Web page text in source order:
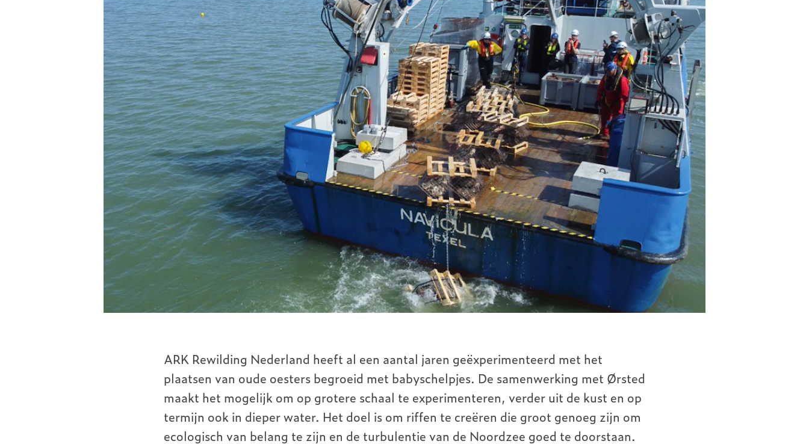
ARK Rewilding Nederland heeft al een aantal jaren geëxperimenteerd met het
plaatsen van oude oesters begroeid met babyschelpjes. De samenwerking met Ørsted
maakt het mogelijk om op grotere schaal te experimenteren, verder uit de kust en op
termijn ook in dieper water. Het doel is om riffen te creëren die groot genoeg zijn om
ecologisch van belang te zijn en de turbulentie van de Noordzee goed te doorstaan.